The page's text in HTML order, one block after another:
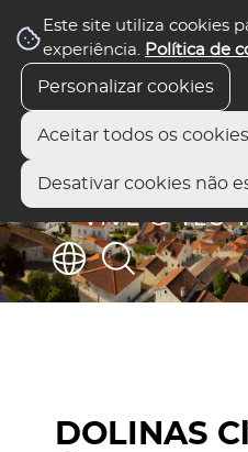
Este site utiliza cookies
experiência. Política de
Personalizar cookies
Aceitar todos os cookies
Desativar cookies não
DOLINAS